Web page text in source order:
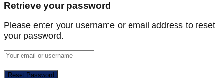
Retrieve your password
Please enter your username or email address to reset
your password.